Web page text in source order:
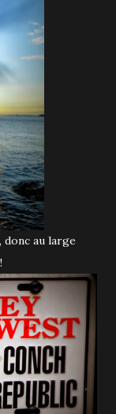
donc au large